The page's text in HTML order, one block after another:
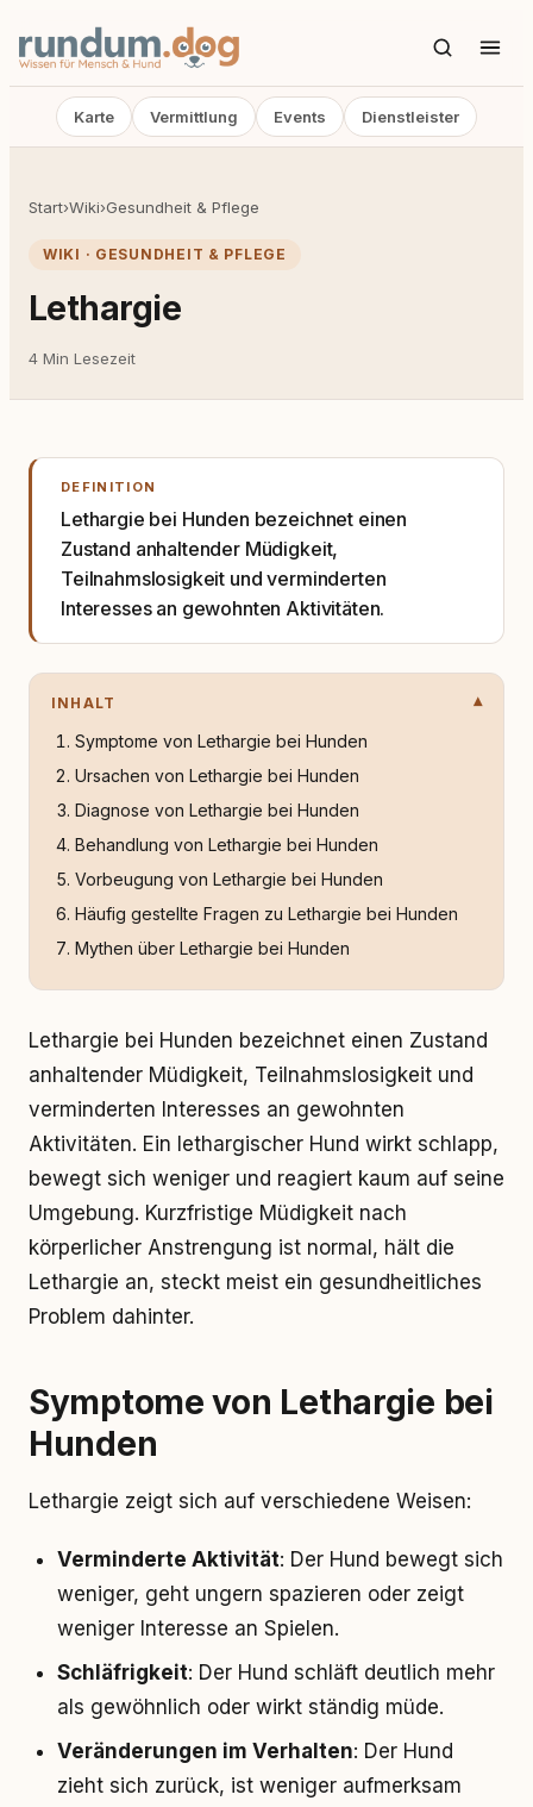
Karte Vermittlung Events Dienstleister
Start›Wiki›Gesundheit & Pflege
WIKI · GESUNDHEIT & PFLEGE
Lethargie
4 Min Lesezeit
DEFINITION
Lethargie bei Hunden bezeichnet einen
Zustand anhaltender Müdigkeit,
Teilnahmslosigkeit und verminderten
Interesses an gewohnten Aktivitäten.
INHALT
Symptome von Lethargie bei Hunden
Ursachen von Lethargie bei Hunden
Diagnose von Lethargie bei Hunden
Behandlung von Lethargie bei Hunden
Vorbeugung von Lethargie bei Hunden
Häufig gestellte Fragen zu Lethargie bei Hunden
Mythen über Lethargie bei Hunden
Lethargie bei Hunden bezeichnet einen Zustand
anhaltender Müdigkeit, Teilnahmslosigkeit und
verminderten Interesses an gewohnten
Aktivitäten. Ein lethargischer Hund wirkt schlapp,
bewegt sich weniger und reagiert kaum auf seine
Umgebung. Kurzfristige Müdigkeit nach
körperlicher Anstrengung ist normal, hält die
Lethargie an, steckt meist ein gesundheitliches
Problem dahinter.
Symptome von Lethargie bei
Hunden
Lethargie zeigt sich auf verschiedene Weisen:
Verminderte Aktivität: Der Hund bewegt sich
weniger, geht ungern spazieren oder zeigt
weniger Interesse an Spielen.
Schläfrigkeit: Der Hund schläft deutlich mehr
als gewöhnlich oder wirkt ständig müde.
Veränderungen im Verhalten: Der Hund
zieht sich zurück, ist weniger aufmerksam